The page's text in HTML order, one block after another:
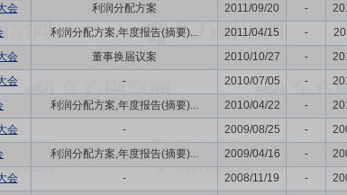
会
利润分配方案 2011/09/20 -
利润分配方案,年度报告(摘要)... 2011/04/15 -
会
董事换届议案 2010/10/27 -
会
- 2010/07/05 -
利润分配方案,年度报告(摘要)... 2010/04/22 -
会
- 2009/08/25 -
利润分配方案,年度报告(摘要)... 2009/04/16 -
会
- 2008/11/19 -